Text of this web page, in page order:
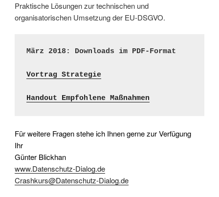
Praktische Lösungen zur technischen und
organisatorischen Umsetzung der EU-DSGVO.
März 2018: Downloads im PDF-Format
Vortrag Strategie
Handout Empfohlene Maßnahmen
Für weitere Fragen stehe ich Ihnen gerne zur Verfügung
Ihr
Günter Blickhan
www.Datenschutz-Dialog.de
Crashkurs@Datenschutz-Dialog.de